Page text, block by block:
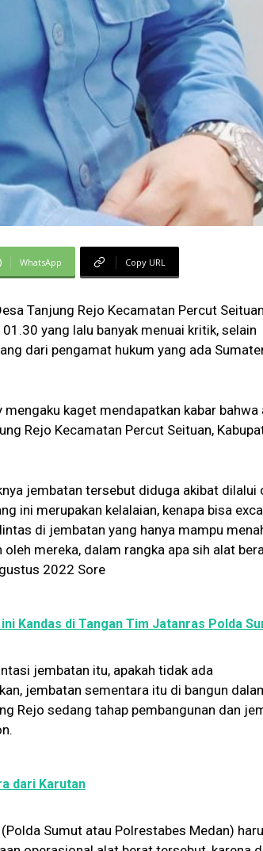
WhatsApp Copy URL
Tanjung Rejo Kecamatan Percut
yang lalu banyak menuai kritik, selain
dari pengamat hukum yang ada
mengaku kaget mendapatkan kabar bahwa
Rejo Kecamatan Percut Seituan,
jembatan tersebut diduga akibat dilalui
ini merupakan kelalaian, kenapa bisa
di jembatan yang hanya mampu
mereka, dalam rangka apa sih alat
2022 Sore
Kandas di Tangan Tim Jatanras Polda
jembatan itu, apakah tidak ada
jembatan sementara itu di bangun
Rejo sedang tahap pembangunan dan
dari Karutan
Sumut atau Polrestabes Medan)